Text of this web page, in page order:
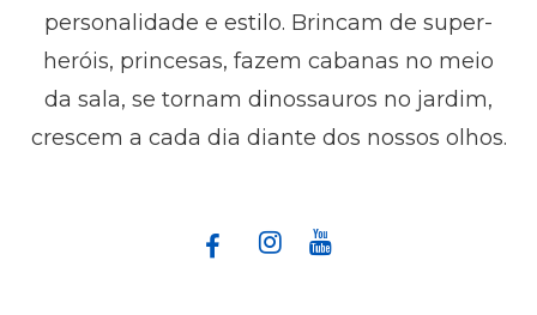
personalidade e estilo. Brincam de super-
heróis, princesas, fazem cabanas no meio
da sala, se tornam dinossauros no jardim,
crescem a cada dia diante dos nossos olhos.